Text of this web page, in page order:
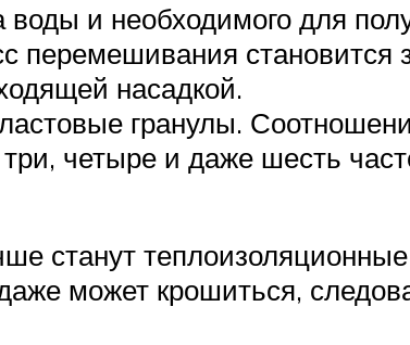
воды и необходимого для
перемешивания становится
насадкой.
гранулы.
четыре и даже шесть
станут
может крошиться,